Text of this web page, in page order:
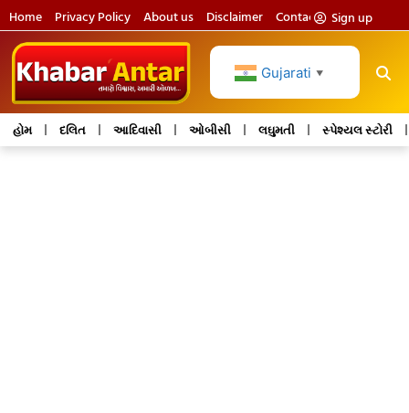
Home Privacy Policy About us Disclaimer Contact usSign up
Gujarati ▼
હોમ દલિત આદિવાસી ઓબીસી લઘુમતી સ્પેશ્યલ સ્ટોરી